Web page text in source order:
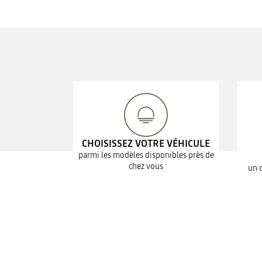
CHOISISSEZ VOTRE VÉHICULE
parmi les modèles disponibles près de
chez vous
un